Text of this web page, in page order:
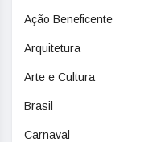
Ação Beneficente
Arquitetura
Arte e Cultura
Brasil
Carnaval